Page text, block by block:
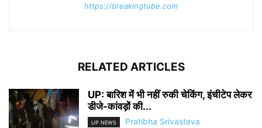
https://breakingtube.com
RELATED ARTICLES
UP: बारिश में भी नहीं रुकी चेकिंग, इंचीटेप लेकर
डीजे-कांवड़ों की...
UP NEWS Pratibha Srivastava